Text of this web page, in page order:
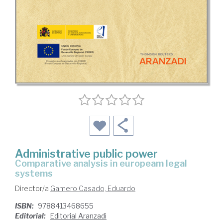
Administrative public power
comparative analysis in europeam legal
systems
Director/a Gamero Casado, Eduardo
ISBN: 9788413468655
Editorial: Editorial Aranzadi